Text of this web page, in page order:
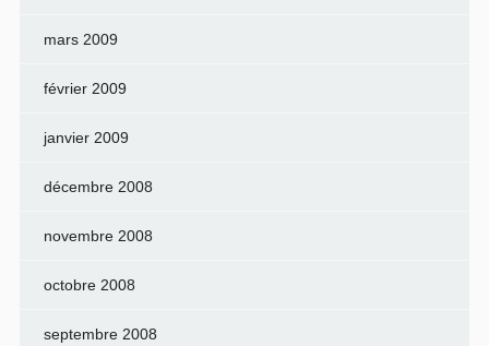
mars 2009
février 2009
janvier 2009
décembre 2008
novembre 2008
octobre 2008
septembre 2008